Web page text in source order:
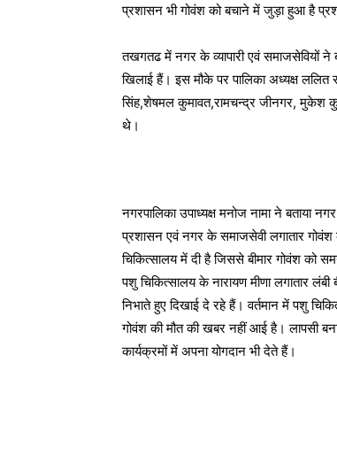
प्रशासन भी गोवंश को बचाने में जुड़ा हुआ है
तखगतढ में नगर के व्यापारी एवं समाजसेवियों ने
खिलाई हैं। इस मौके पर पालिका अध्यक्ष ललित
सिंह,शेषमल कुमावत,रामचन्द्र जीनगर, मुकेश
थे।
नगरपालिका उपाध्यक्ष मनोज नामा ने बताया
प्रशासन एवं नगर के समाजसेवी लगातार गोवंश
चिकित्सालय में दी है जिससे बीमार गोवंश को
पशु चिकित्सालय के नारायण मीणा लगातार लंबी
निभाते हुए दिखाई दे रहे हैं। वर्तमान में पशु
गोवंश की मौत की खबर नहीं आई है। लापसी
कार्यक्रमों में अपना योगदान भी देते हैं।